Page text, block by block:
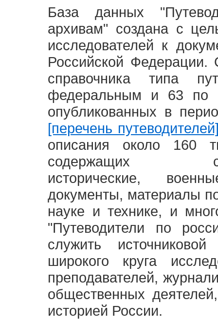
База данных
архивам" создана с
исследователей к
Российской
справочника типа
федеральным и 63 по
опубликованных в
[перечень
описания около 160
содержащих
исторические,
документы, материалы
науке и технике, и
"Путеводители по
служить
широкого круга
преподавателей,
общественных
историей России.